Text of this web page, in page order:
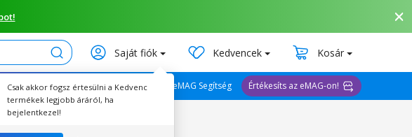
Keresés Saját fiók Kedvencek Kosár
termékek eMAG Segítség Értékesíts az eMAG-on!
: Forgalmazza a(z) LOKOTECH
Csak akkor fogsz értesülni a Kedvenc
termékek legjobb áráról, ha
bejelentkezel!